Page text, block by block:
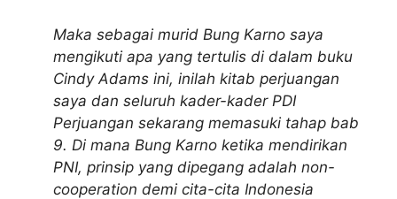
Maka sebagai murid Bung Karno saya
mengikuti apa yang tertulis di dalam buku
Cindy Adams ini, inilah kitab perjuangan
saya dan seluruh kader-kader PDI
Perjuangan sekarang memasuki tahap bab
9. Di mana Bung Karno ketika mendirikan
PNI, prinsip yang dipegang adalah non-
cooperation demi cita-cita Indonesia